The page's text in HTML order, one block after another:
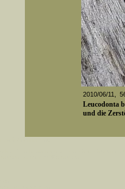
2010/06/11,
Leucodonta
und die